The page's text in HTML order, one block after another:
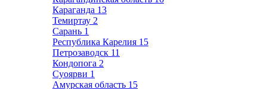
Караганда 13
Темиртау 2
Сарань 1
Республика Карелия 15
Петрозаводск 11
Кондопога 2
Суоярви 1
Амурская область 15